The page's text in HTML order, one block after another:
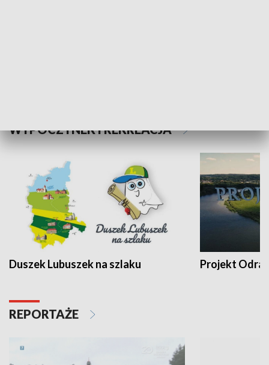
WYPOCZYNEK I REKREACJA
Duszek Lubuszek na szlaku Projekt Odra
REPORTAŻE